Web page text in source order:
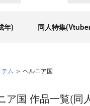
年) 同人特集
ム ヘルニア国
ア国 作品一覧(同